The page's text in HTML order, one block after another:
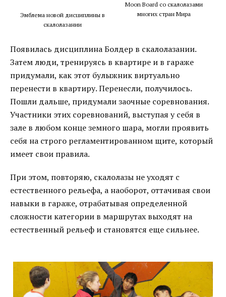
Эмблема новой дисциплины в
скалолазании
Moon Board со скалолазами
многих стран Мира
Появилась дисциплина Болдер в скалолазании.
Затем люди, тренируясь в квартире и в гараже
придумали, как этот булыжник виртуально
перенести в квартиру. Перенесли, получилось.
Пошли дальше, придумали заочные соревнования.
Участники этих соревнований, выступая у себя в
зале в любом конце земного шара, могли проявить
себя на строго регламентированном щите, который
имеет свои правила.
При этом, повторяю, скалолазы не уходят с
естественного рельефа, а наоборот, оттачивая свои
навыки в гараже, отрабатывая определенной
сложности категории в маршрутах выходят на
естественный рельеф и становятся еще сильнее.